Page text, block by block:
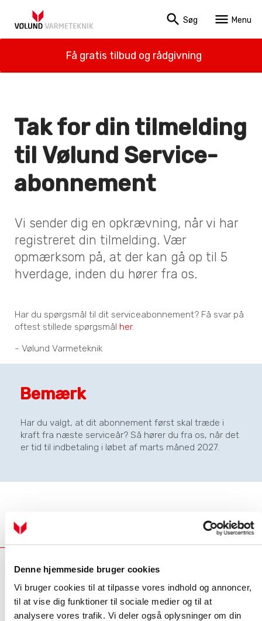
Denne hjemmeside bruger cookies
Vi bruger cookies til at tilpasse vores indhold og annoncer,
til at vise dig funktioner til sociale medier og til at
analysere vores trafik. Vi deler også oplysninger om din
search Søg menu Menu
Få gratis tilbud og rådgivning
Tak for din tilmelding
til Vølund Service­
abonnement
Vi sender dig en opkrævning, når vi har
registreret din tilmelding. Vær
opmærksom på, at der kan gå op til 5
hverdage, inden du hører fra os.
Har du spørgsmål til dit serviceabonnement? Få svar på
oftest stillede spørgsmål her.
- Vølund Varmeteknik
Bemærk
Har du valgt, at dit abonnement først skal træde i
kraft fra næste serviceår? Så hører du fra os, når det
er tid til indbetaling i løbet af marts måned 2027.
Industrivej Nord 7B, 7400 Herning
Kontakt erhverv
Kontakt private